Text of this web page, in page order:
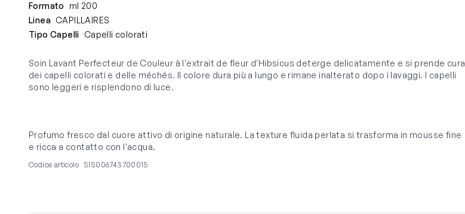
Formato
ml 200
Linea CAPILLAIRES
Tipo Capelli Capelli colorati
Soin Lavant Perfecteur de Couleur à l'extrait de fleur d'Hibsicus deterge delicatamente e si prende cura
dei capelli colorati e delle méchés. Il colore dura più a lungo e rimane inalterato dopo i lavaggi. I capelli
sono leggeri e risplendono di luce.
Profumo fresco dal cuore attivo di origine naturale. La texture fluida perlata si trasforma in mousse fine
e ricca a contatto con l'acqua.
Codice articolo SIS006743700015